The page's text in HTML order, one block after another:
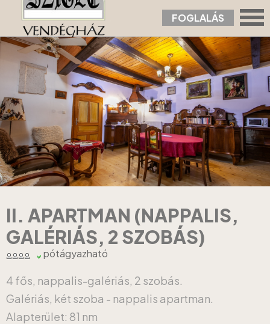
FOGLALÁS
Nyitólap › Apartmanok › II. Apartman (nappalis, galériás, 2 szobás)
II. APARTMAN (NAPPALIS,
GALÉRIÁS, 2 SZOBÁS)
pótágyazható
4 fős, nappalis-galériás, 2 szobás.
Galériás, két szoba - nappalis apartman.
Alapterület: 81 nm